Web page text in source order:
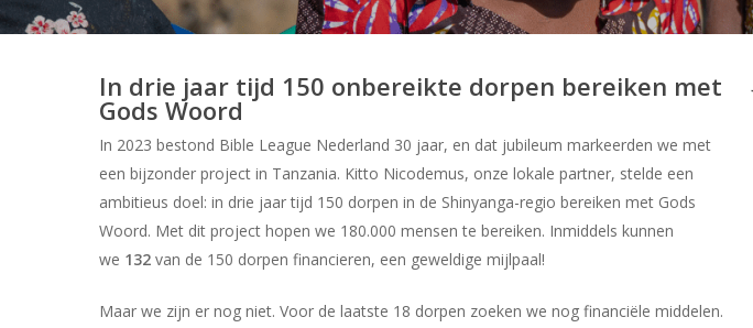
In drie jaar tijd 150 onbereikte dorpen bereiken met
Gods Woord
In 2023 bestond Bible League Nederland 30 jaar, en dat jubileum markeerden we met
een bijzonder project in Tanzania. Kitto Nicodemus, onze lokale partner, stelde een
ambitieus doel: in drie jaar tijd 150 dorpen in de Shinyanga-regio bereiken met Gods
Woord. Met dit project hopen we 180.000 mensen te bereiken. Inmiddels kunnen
we 132 van de 150 dorpen financieren, een geweldige mijlpaal!
Maar we zijn er nog niet. Voor de laatste 18 dorpen zoeken we nog financiële middelen.